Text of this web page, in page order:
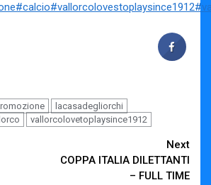
#calcio#vallorcolovestoplaysince1912
lacasadegliorchi
vallorcolovetoplaysince1912
Next
COPPA ITALIA DILETTANTI
– FULL TIME